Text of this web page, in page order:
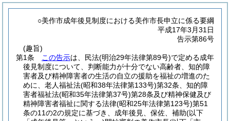
○美作市成年後見制度における美作市長申立に係る要綱
平成17年3月31日
告示第86号
(趣旨)
第1条
この告示は、民法(明治29年法律第89号)で定める成年
後見制度について、判断能力が十分でない高齢者、知的障
害者及び精神障害者の生活の自立の援助を福祉の増進のた
めに、老人福祉法(昭和38年法律第133号)第32条、知的障
害者福祉法(昭和35年法律第37号)第28条及び精神保健及び
精神障害者福祉に関する法律(昭和25年法律第123号)第51
条の11の2の規定に基づき、成年後見、保佐、補助(以下